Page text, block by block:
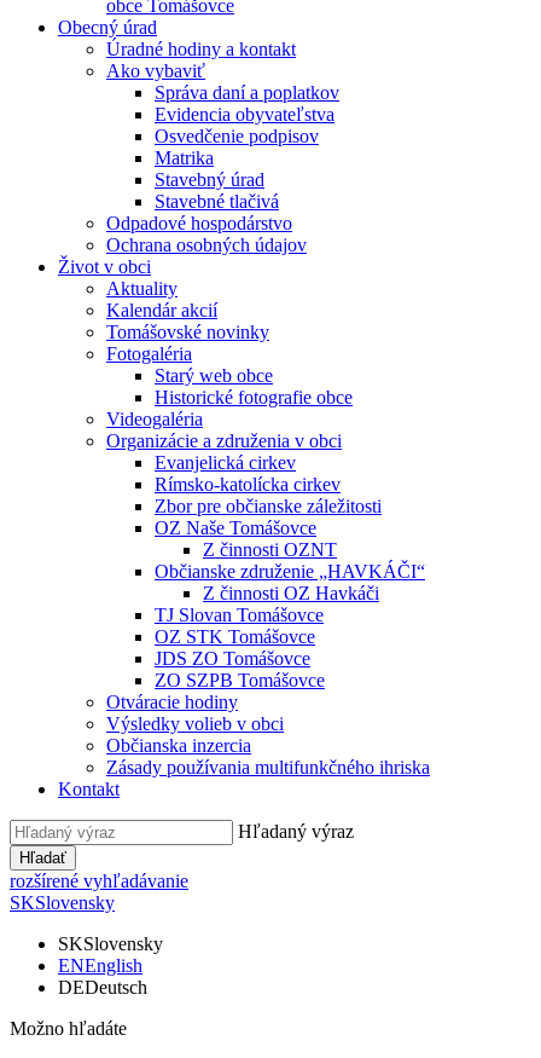
obce Tomášovce
Obecný úrad
Úradné hodiny a kontakt
Ako vybaviť
Správa daní a poplatkov
Evidencia obyvateľstva
Osvedčenie podpisov
Matrika
Stavebný úrad
Stavebné tlačivá
Odpadové hospodárstvo
Ochrana osobných údajov
Život v obci
Aktuality
Kalendár akcií
Tomášovské novinky
Fotogaléria
Starý web obce
Historické fotografie obce
Videogaléria
Organizácie a združenia v obci
Evanjelická cirkev
Rímsko-katolícka cirkev
Zbor pre občianske záležitosti
OZ Naše Tomášovce
Z činnosti OZNT
Občianske združenie „HAVKÁČI“
Z činnosti OZ Havkáči
TJ Slovan Tomášovce
OZ STK Tomášovce
JDS ZO Tomášovce
ZO SZPB Tomášovce
Otváracie hodiny
Výsledky volieb v obci
Občianska inzercia
Zásady používania multifunkčného ihriska
Kontakt
Hľadaný výraz
Hľadať
rozšírené vyhľadávanie
SKSlovensky
SKSlovensky
ENEnglish
DEDeutsch
Možno hľadáte